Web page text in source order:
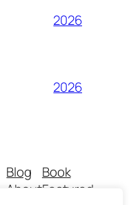
2026
2026
Blog
About
Book
Featured